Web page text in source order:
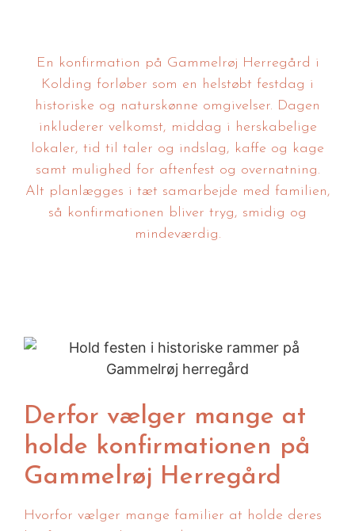
En konfirmation på Gammelrøj Herregård i
Kolding forløber som en helstøbt festdag i
historiske og naturskønne omgivelser. Dagen
inkluderer velkomst, middag i herskabelige
lokaler, tid til taler og indslag, kaffe og kage
samt mulighed for aftenfest og overnatning.
Alt planlægges i tæt samarbejde med familien,
så konfirmationen bliver tryg, smidig og
mindeværdig.
Derfor vælger mange at
holde konfirmationen på
Gammelrøj Herregård
Hvorfor vælger mange familier at holde deres